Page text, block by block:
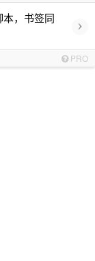
，书签同
›
PRO